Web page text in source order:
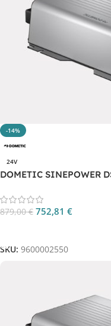
-14%
24V
DOMETIC SINEPOWER
879,00€ 752,81 €
SKU: 9600002550